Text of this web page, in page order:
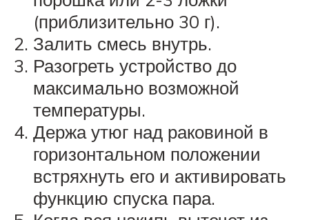
(приблизительно 30 г).
Залить смесь внутрь.
Разогреть устройство до
максимально возможной
температуры.
Держа утюг над раковиной в
горизонтальном положении
встряхнуть его и активировать
функцию спуска пара.